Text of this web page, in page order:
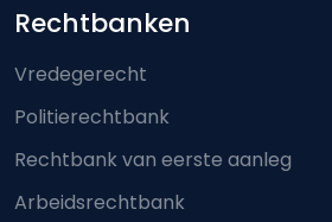
Footer-menu
Rechtbanken
Vredegerecht
Politierechtbank
Rechtbank van eerste aanleg
Arbeidsrechtbank